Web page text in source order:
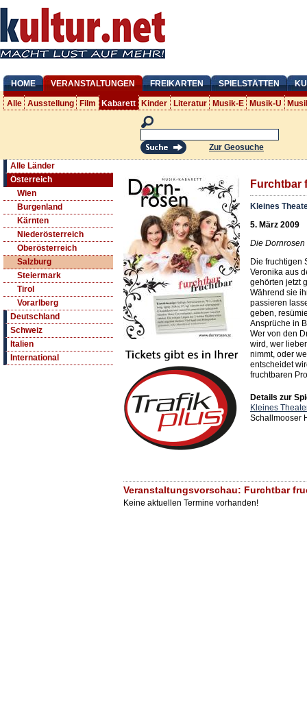
HOME VERANSTALTUNGEN FREIKARTEN SPIELSTÄTTEN
Alle Ausstellung Film Kabarett Kinder Literatur Musik-E Musik-U
Zur Geosuche
Alle Länder
Österreich
Wien
Burgenland
Kärnten
Niederösterreich
Oberösterreich
Salzburg
Steiermark
Tirol
Vorarlberg
Deutschland
Schweiz
Italien
International
Furchtbar
Kleines
5. März 2009
Die Dornrosen
Die fruchtigen
Veronika aus
gehörten jetzt
Während sie
passieren
geben,
Ansprüche in
Wer von den
wird, wer
nimmt, oder
entscheidet
fruchtbaren
Details zur
Kleines
Schallmooser
Veranstaltungsvorschau: Furchtbar
Keine aktuellen Termine vorhanden!